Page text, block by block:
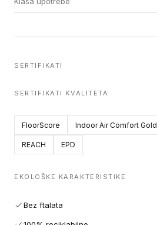
SERTIFIKATI
SERTIFIKATI KVALITETA
FloorScore Indoor Air Comfort Gold
REACH EPD
EKOLOŠKE KARAKTERISTIKE
Bez ftalata